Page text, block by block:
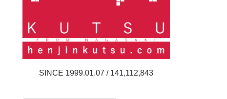
141,112,843